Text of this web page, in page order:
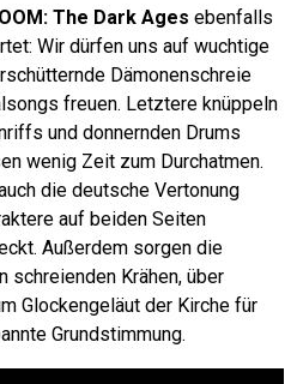
The Dark Ages ebenfalls
Wir dürfen uns auf wuchtige
Dämonenschreie
freuen. Letztere knüppeln
und donnernden Drums
wenig Zeit zum Durchatmen.
die deutsche Vertonung
auf beiden Seiten
Außerdem sorgen die
schreienden Krähen, über
Glockengeläut der Kirche für
Grundstimmung.